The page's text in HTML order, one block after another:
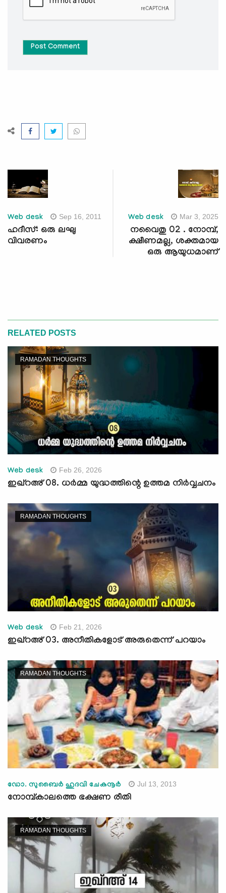
Post Comment
Web desk Sep 16, 2011
ഹദീസ്: ഒരു ലഘു
വിവരണം
Web desk Mar 3, 2025
നവൈതു 02 . നോമ്പ്,
ക്ഷീണമല്ല, ശക്തമായ
ഒരു ആയുധമാണ്
RELATED POSTS
RAMADAN THOUGHTS
Web desk Feb 26, 2026
ഇഖ്റഅ് 08. ധര്‍മ്മ യുദ്ധത്തിന്റെ ഉത്തമ നിര്‍വ്വചനം
RAMADAN THOUGHTS
Web desk Feb 21, 2026
ഇഖ്റഅ് 03. അനീതികളോട് അരുതെന്ന് പറയാം
RAMADAN THOUGHTS
ഡോ. സുബൈര്‍ ഹുദവി ചേകനൂര്‍ Jul 13, 2013
നോമ്പ്കാലത്തെ ഭക്ഷണ രീതി
RAMADAN THOUGHTS